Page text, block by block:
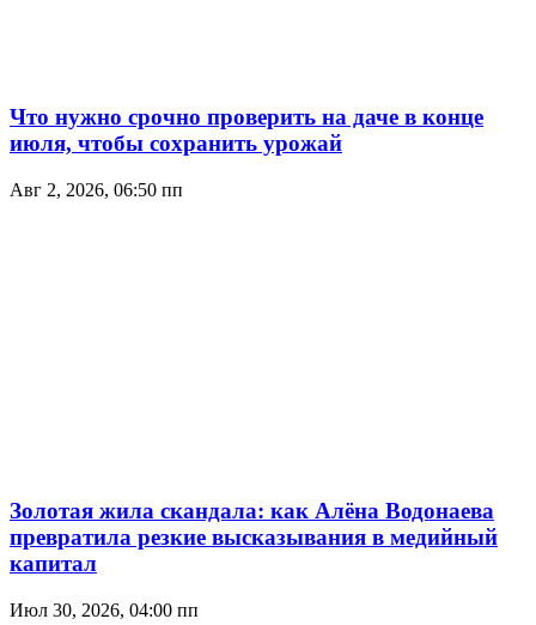
Что нужно срочно проверить на даче в конце
июля, чтобы сохранить урожай
Авг 2, 2026, 06:50 пп
Золотая жила скандала: как Алёна Водонаева
превратила резкие высказывания в медийный
капитал
Июл 30, 2026, 04:00 пп